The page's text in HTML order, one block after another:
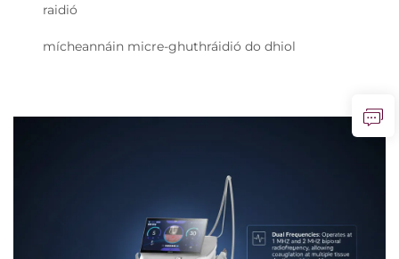
raidió
mícheannáin micre-ghuthráidió do dhiol